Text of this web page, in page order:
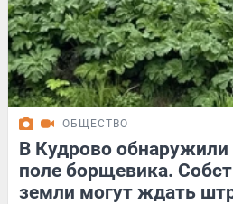
ОБЩЕСТВО
В Кудрово обнаружили
поле борщевика.
земли могут ждать